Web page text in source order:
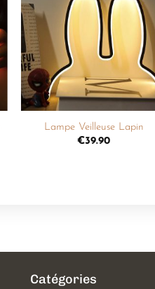
Ajouter
à la
liste de
souhaits
Lampe Veilleuse Lapin
€39.90
Catégories